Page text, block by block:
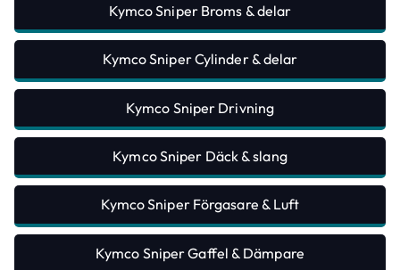
Kymco Sniper Broms & delar
Kymco Sniper Cylinder & delar
Kymco Sniper Drivning
Kymco Sniper Däck & slang
Kymco Sniper Förgasare & Luft
Kymco Sniper Gaffel & Dämpare